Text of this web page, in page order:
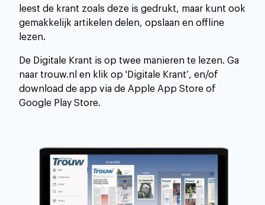
leest de krant zoals deze is gedrukt, maar kunt ook
gemakkelijk artikelen delen, opslaan en offline
lezen.
De Digitale Krant is op twee manieren te lezen. Ga
naar trouw.nl en klik op 'Digitale Krant’, en/of
download de app via de Apple App Store of
Google Play Store.